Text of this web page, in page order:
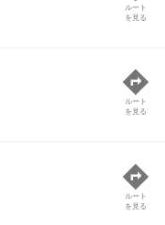
ルート
を見る
ルート
を見る
ルート
を見る